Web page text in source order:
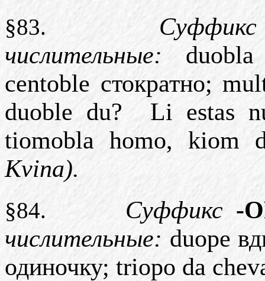
§83.
числительные:
centoble стократно;
duoble du?
Li estas
tiomobla homo,
Kvina).
§84. Суффикс -
числительные: duope
одиночку; triopo da